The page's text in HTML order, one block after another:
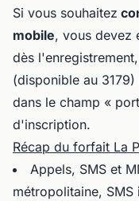
Si vous souhaitez
mobile, vous devez
dès
(disponible au
dans le champ «
d'inscription.
Récap du forfait La
Appels, SMS et
métropolitaine, SMS